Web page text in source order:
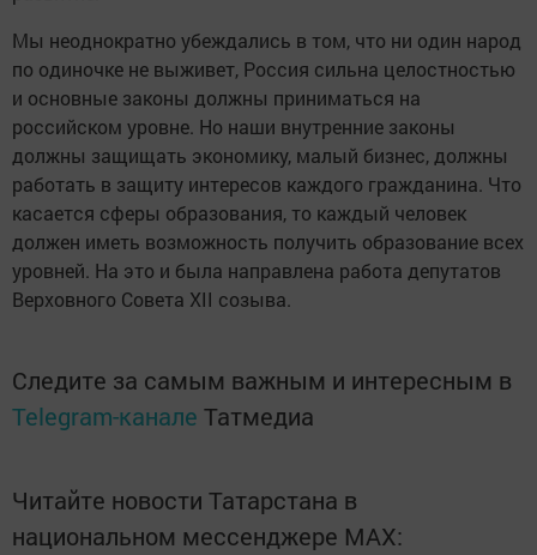
Мы неоднократно убеждались в том, что ни один народ
по одиночке не выживет, Россия сильна целостностью
и основные законы должны приниматься на
российском уровне. Но наши внутренние законы
должны защищать экономику, малый бизнес, должны
работать в защиту интересов каждого гражданина. Что
касается сферы образования, то каждый человек
должен иметь возможность получить образование всех
уровней. На это и была направлена работа депутатов
Верховного Совета XII созыва.
Следите за самым важным и интересным в
Telegram-канале Татмедиа
Читайте новости Татарстана в
национальном мессенджере MАХ: